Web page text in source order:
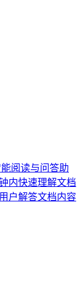
阅读与问答助
内快速理解文档
户解答文档内容